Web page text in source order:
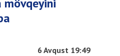
mövqeyini
6 Avqust 19:49